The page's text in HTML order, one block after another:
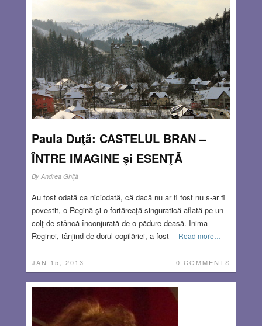
Paula Duţă: CASTELUL BRAN –
ÎNTRE IMAGINE şi ESENŢĂ
By Andrea Ghiţă
Au fost odată ca niciodată, că dacă nu ar fi fost nu s-ar fi
povestit, o Regină şi o fortăreaţă singuratică aflată pe un
colţ de stâncă înconjurată de o pădure deasă. Inima
Reginei, tânjind de dorul copilăriei, a fost
Read more…
JAN 15, 2013 0 COMMENTS